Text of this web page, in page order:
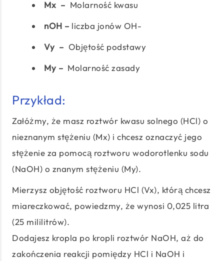
Mx – Molarność kwasu
nOH – liczba jonów OH-
Vy – Objętość podstawy
My – Molarność zasady
Przykład:
Załóżmy, że masz roztwór kwasu solnego (HCl) o
nieznanym stężeniu (Mx) i chcesz oznaczyć jego
stężenie za pomocą roztworu wodorotlenku sodu
(NaOH) o znanym stężeniu (My).
Mierzysz objętość roztworu HCl (Vx), którą chcesz
miareczkować, powiedzmy, że wynosi 0,025 litra
(25 mililitrów).
Dodajesz kropla po kropli roztwór NaOH, aż do
zakończenia reakcji pomiędzy HCl i NaOH i